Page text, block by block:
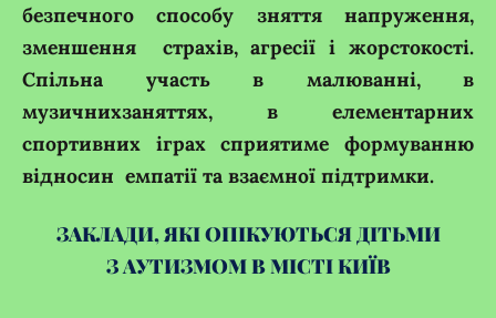
безпечного способу зняття напруження,
зменшення страхів, агресії і жорстокості.
Спільна участь в малюванні, в
музичнихзаняттях, в елементарних
спортивних іграх сприятиме формуванню
відносин емпатії та взаємної підтримки.
ЗАКЛАДИ, ЯКІ ОПІКУЮТЬСЯ ДІТЬМИ
З АУТИЗМОМ В МІСТІ КИЇВ